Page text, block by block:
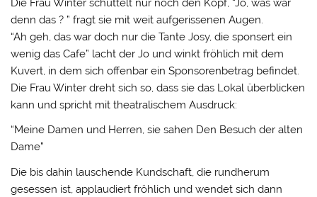
Die Frau Winter schüttelt nur noch den Kopf, “Jo, was war
denn das ? ” fragt sie mit weit aufgerissenen Augen.
“Ah geh, das war doch nur die Tante Josy, die sponsert ein
wenig das Cafe” lacht der Jo und winkt fröhlich mit dem
Kuvert, in dem sich offenbar ein Sponsorenbetrag befindet.
Die Frau Winter dreht sich so, dass sie das Lokal überblicken
kann und spricht mit theatralischem Ausdruck:
“Meine Damen und Herren, sie sahen Den Besuch der alten
Dame”
Die bis dahin lauschende Kundschaft, die rundherum
gesessen ist, applaudiert fröhlich und wendet sich dann